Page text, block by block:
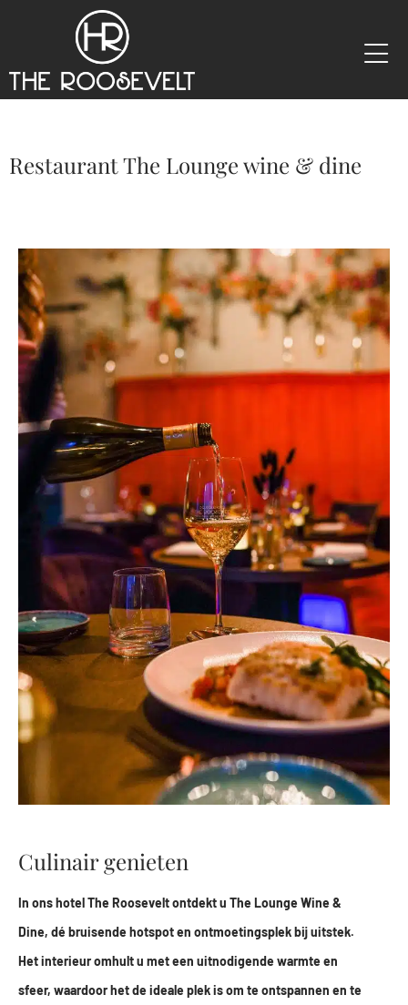
Restaurant The Lounge wine & dine
Culinair genieten
In ons hotel The Roosevelt ontdekt u The Lounge Wine &
Dine, dé bruisende hotspot en ontmoetingsplek bij uitstek.
Het interieur omhult u met een uitnodigende warmte en
sfeer, waardoor het de ideale plek is om te ontspannen en te